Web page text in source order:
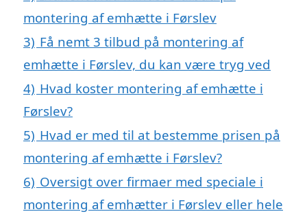
montering af emhætte i Førslev
3) Få nemt 3 tilbud på montering af
emhætte i Førslev, du kan være tryg ved
4) Hvad koster montering af emhætte i
Førslev?
5) Hvad er med til at bestemme prisen på
montering af emhætte i Førslev?
6) Oversigt over firmaer med speciale i
montering af emhætter i Førslev eller hele